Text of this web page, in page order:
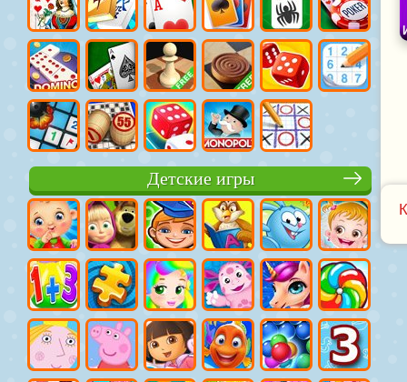
Детские игры